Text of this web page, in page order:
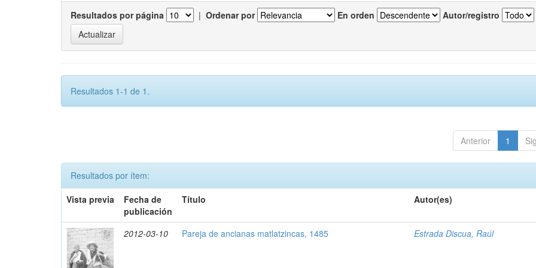
Resultados por página | Ordenar por En orden Autor/registro
Resultados 1-1 de 1.
Anterior 1
Resultados por ítem:
Vista previa
Fecha de
publicación
Título Autor(es)
2012-03-10 Pareja de ancianas matlatzincas, 1485 Estrada Discua, Raúl